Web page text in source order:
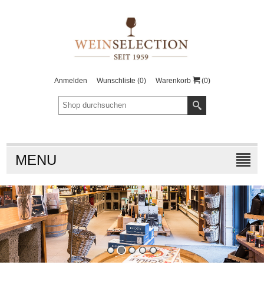
Anmelden Wunschliste (0) Warenkorb (0)
MENU